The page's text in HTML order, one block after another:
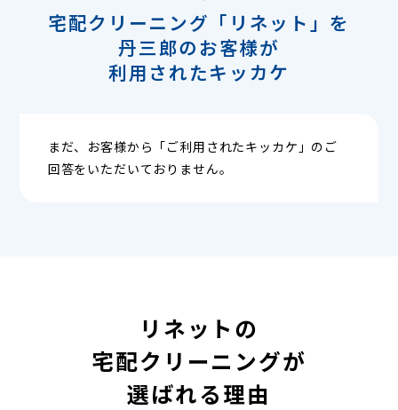
宅配クリーニング「リネット」を
丹三郎のお客様が
利用されたキッカケ
まだ、お客様から「ご利用されたキッカケ」のご
回答をいただいておりません。
リネットの
宅配クリーニングが
選ばれる理由